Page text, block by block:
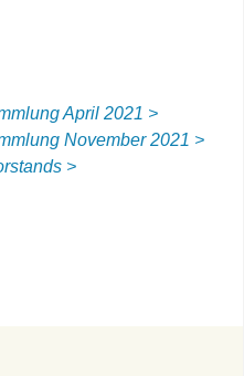
April 2021 >
November 2021 >
>